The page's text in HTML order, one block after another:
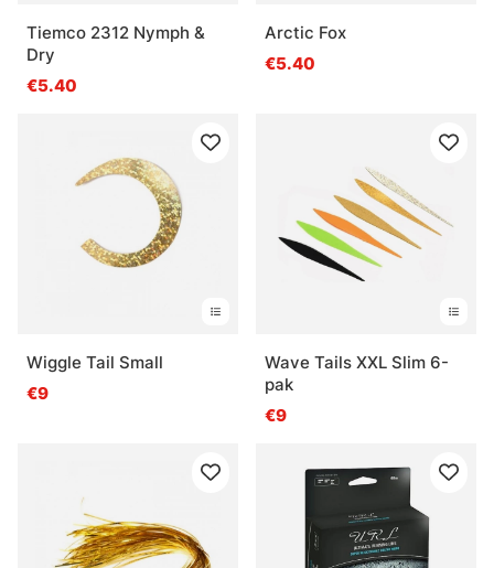
Tiemco 2312 Nymph &
Dry
€5.40
Arctic Fox
€5.40
Wiggle Tail Small
€9
Wave Tails XXL Slim 6-
pak
€9